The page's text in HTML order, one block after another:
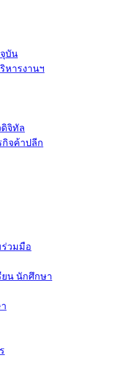
บัน
หารงานฯ
จิทัล
กิจค้าปลีก
ร่วมมือ
ยน นักศึกษา